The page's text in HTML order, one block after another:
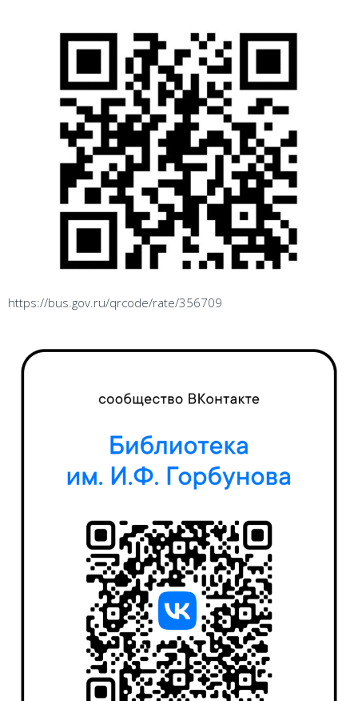
https://bus.gov.ru/qrcode/rate/356709